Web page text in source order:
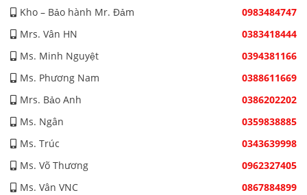
Kho – Bảo hành Mr. Đảm
0983484747
Mrs. Vân HN
0383418444
Ms. Minh Nguyệt
0394381166
Ms. Phương Nam
0388611669
Mrs. Bảo Anh
0386202202
Ms. Ngân
0359838885
Ms. Trúc
0343639998
Ms. Võ Thương
0962327405
Ms. Vân VNC
0867884899